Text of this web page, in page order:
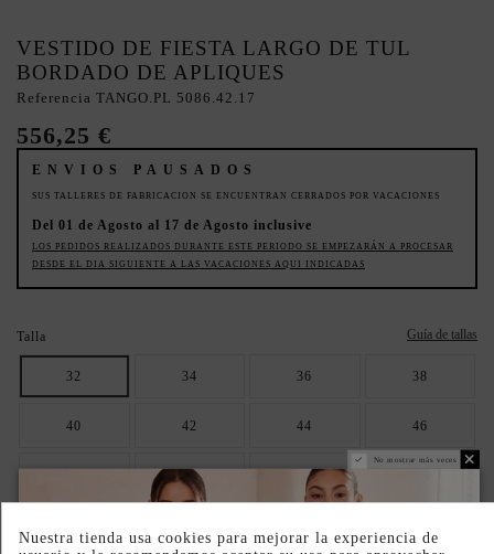
VESTIDO DE FIESTA LARGO DE TUL
BORDADO DE APLIQUES
Referencia TANGO.PL 5086.42.17
556,25 €
ENVIOS PAUSADOS
SUS TALLERES DE FABRICACION SE ENCUENTRAN CERRADOS POR VACACIONES
Del 01 de Agosto al 17 de Agosto inclusive
LOS PEDIDOS REALIZADOS DURANTE ESTE PERIODO SE EMPEZARÁN A PROCESAR
DESDE EL DIA SIGUIENTE A LAS VACACIONES AQUI INDICADAS
Talla Guía de tallas
32 34 36 38
40 42 44 46
50 A MEDIDA
No mostrar más veces
Nuestra tienda usa cookies para mejorar la experiencia de